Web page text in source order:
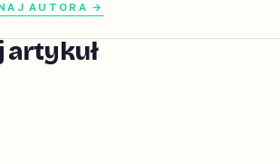
AUTORA →
artykuł